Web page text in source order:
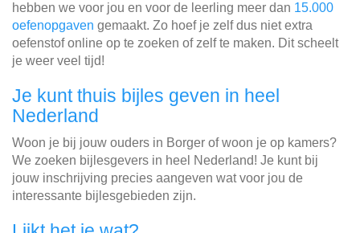
hebben we voor jou en voor de leerling meer dan 15.000
oefenopgaven gemaakt. Zo hoef je zelf dus niet extra
oefenstof online op te zoeken of zelf te maken. Dit scheelt
je weer veel tijd!
Je kunt thuis bijles geven in heel
Nederland
Woon je bij jouw ouders in Borger of woon je op kamers?
We zoeken bijlesgevers in heel Nederland! Je kunt bij
jouw inschrijving precies aangeven wat voor jou de
interessante bijlesgebieden zijn.